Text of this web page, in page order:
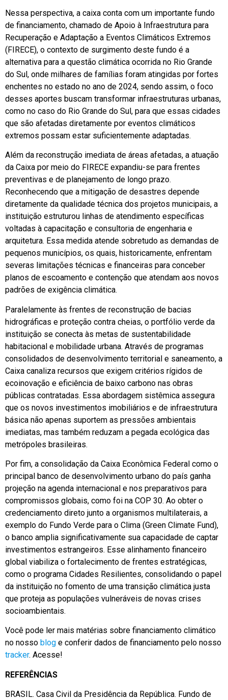
Nessa perspectiva, a caixa conta com um importante fundo
de financiamento, chamado de Apoio à Infraestrutura para
Recuperação e Adaptação a Eventos Climáticos Extremos
(FIRECE), o contexto de surgimento deste fundo é a
alternativa para a questão climática ocorrida no Rio Grande
do Sul, onde milhares de famílias foram atingidas por fortes
enchentes no estado no ano de 2024, sendo assim, o foco
desses aportes buscam transformar infraestruturas urbanas,
como no caso do Rio Grande do Sul, para que essas cidades
que são afetadas diretamente por eventos climáticos
extremos possam estar suficientemente adaptadas.
Além da reconstrução imediata de áreas afetadas, a atuação
da Caixa por meio do FIRECE expandiu-se para frentes
preventivas e de planejamento de longo prazo.
Reconhecendo que a mitigação de desastres depende
diretamente da qualidade técnica dos projetos municipais, a
instituição estruturou linhas de atendimento específicas
voltadas à capacitação e consultoria de engenharia e
arquitetura. Essa medida atende sobretudo as demandas de
pequenos municípios, os quais, historicamente, enfrentam
severas limitações técnicas e financeiras para conceber
planos de escoamento e contenção que atendam aos novos
padrões de exigência climática.
Paralelamente às frentes de reconstrução de bacias
hidrográficas e proteção contra cheias, o portfólio verde da
instituição se conecta às metas de sustentabilidade
habitacional e mobilidade urbana. Através de programas
consolidados de desenvolvimento territorial e saneamento, a
Caixa canaliza recursos que exigem critérios rígidos de
ecoinovação e eficiência de baixo carbono nas obras
públicas contratadas. Essa abordagem sistêmica assegura
que os novos investimentos imobiliários e de infraestrutura
básica não apenas suportem as pressões ambientais
imediatas, mas também reduzam a pegada ecológica das
metrópoles brasileiras.
Por fim, a consolidação da Caixa Econômica Federal como o
principal banco de desenvolvimento urbano do país ganha
projeção na agenda internacional e nos preparativos para
compromissos globais, como foi na COP 30. Ao obter o
credenciamento direto junto a organismos multilaterais, a
exemplo do Fundo Verde para o Clima (Green Climate Fund),
o banco amplia significativamente sua capacidade de captar
investimentos estrangeiros. Esse alinhamento financeiro
global viabiliza o fortalecimento de frentes estratégicas,
como o programa Cidades Resilientes, consolidando o papel
da instituição no fomento de uma transição climática justa
que proteja as populações vulneráveis de novas crises
socioambientais.
Você pode ler mais matérias sobre financiamento climático
no nosso blog e conferir dados de financiamento pelo nosso
tracker. Acesse!
REFERÊNCIAS
BRASIL. Casa Civil da Presidência da República. Fundo de